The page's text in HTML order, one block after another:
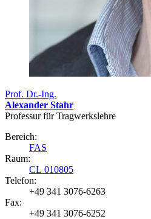
Prof. Dr.-Ing.
Alexander Stahr
Professur für Tragwerkslehre
Bereich:
FAS
Raum:
CL 010805
Telefon:
+49 341 3076-6263
Fax:
+49 341 3076-6252